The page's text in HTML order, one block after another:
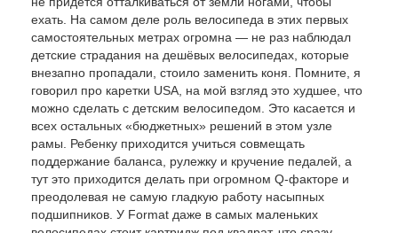
ехать. На самом деле роль велосипеда в этих первых
самостоятельных метрах огромна — не раз наблюдал
детские страдания на дешёвых велосипедах, которые
внезапно пропадали, стоило заменить коня. Помните, я
говорил про каретки USA, на мой взгляд это худшее, что
можно сделать с детским велосипедом. Это касается и
всех остальных «бюджетных» решений в этом узле
рамы. Ребенку приходится учиться совмещать
поддержание баланса, рулежку и кручение педалей, а
тут это приходится делать при огромном Q-факторе и
преодолевая не самую гладкую работу насыпных
подшипников. У Format даже в самых маленьких